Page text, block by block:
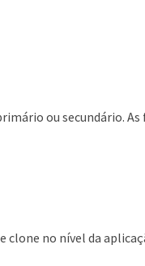
ou secundário.
no nível da